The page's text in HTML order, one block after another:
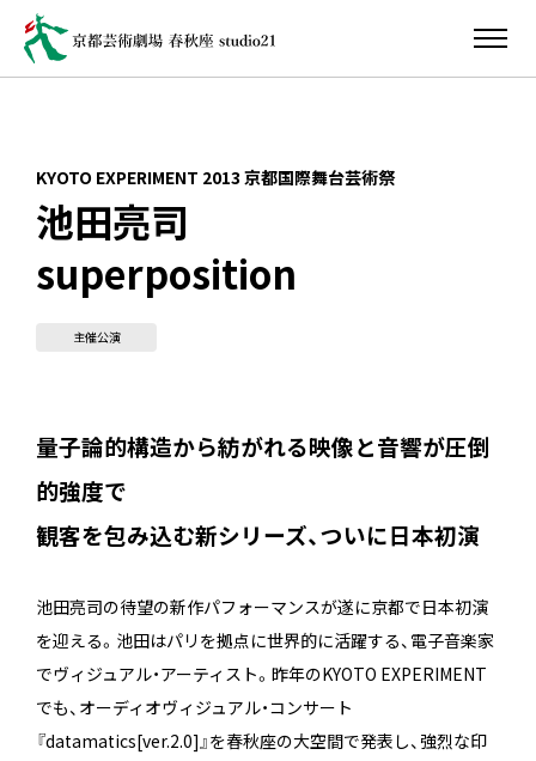
KYOTO EXPERIMENT 2013 京都国際舞台芸術祭
池田亮司
superposition
主催公演
量子論的構造から紡がれる映像と音響が圧倒
的強度で
観客を包み込む新シリーズ、ついに日本初演
池田亮司の待望の新作パフォーマンスが遂に京都で日本初演
を迎える。池田はパリを拠点に世界的に活躍する、電子音楽家
でヴィジュアル・アーティスト。昨年のKYOTO EXPERIMENT
でも、オーディオヴィジュアル・コンサート
『datamatics[ver.2.0]』を春秋座の大空間で発表し、強烈な印